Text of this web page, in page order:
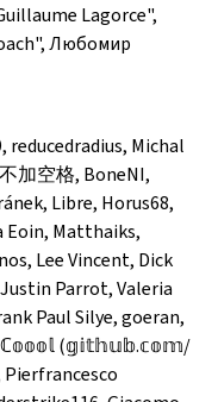
Lagorce",
Любомир
Michal
加空格, BoneNI,
Libre, Horus68,
Eoin, Matthaiks,
Lee Vincent, Dick
Parrot, Valeria
Paul Silye, goeran,
ℂ𝕠𝕠𝕠𝕝 (𝕘𝕚𝕥𝕙𝕦𝕓.𝕔𝕠𝕞/